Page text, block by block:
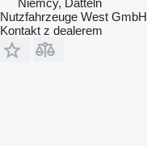
Niemcy, Datteln
Nutzfahrzeuge West GmbH
Kontakt z dealerem